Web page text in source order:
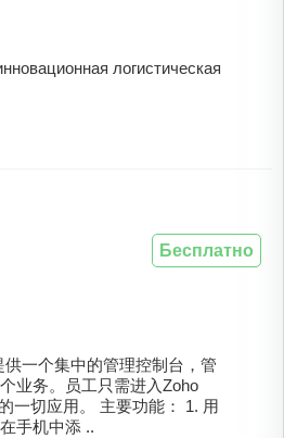
логистическая
一个集中的管理控制台，管
业务。员工只需进入Zoho
一切应用。 主要功能： 1. 用
手机中添 ..
Бесплатно